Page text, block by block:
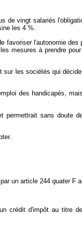
de vingt salariés
les 4 %.
favoriser l'autonomie
mesures à prendre
les sociétés qui
des handicapés,
permettrait sans doute
un article 244 quater F
crédit d'impôt au titre